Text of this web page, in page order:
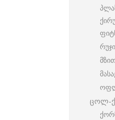
რუჯი
ცოლ-